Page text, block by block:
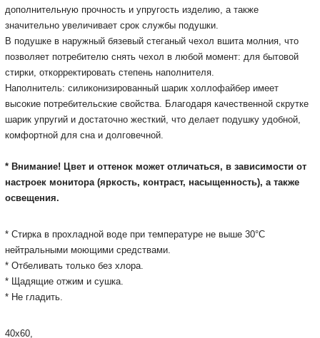
дополнительную прочность и упругость изделию, а также
значительно увеличивает срок службы подушки.
В подушке в наружный бязевый стеганый чехол вшита молния, что
позволяет потребителю снять чехол в любой момент: для бытовой
стирки, откорректировать степень наполнителя.
Наполнитель: силиконизированный шарик холлофайбер имеет
высокие потребительские свойства. Благодаря качественной скрутке
шарик упругий и достаточно жесткий, что делает подушку удобной,
комфортной для сна и долговечной.
* Внимание! Цвет и оттенок может отличаться, в зависимости от
настроек монитора (яркость, контраст, насыщенность), а также
освещения.
Подробнее:https://rozetka.com.ua/magija_comforta_350198/
* Стирка в прохладной воде при температуре не выше 30°С
нейтральными моющими средствами.
* Отбеливать только без хлора.
* Щадящие отжим и сушка.
* Не гладить.
40х60,